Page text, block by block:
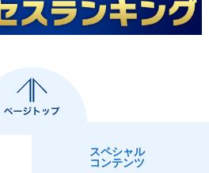
スペシャル
コンテンツ